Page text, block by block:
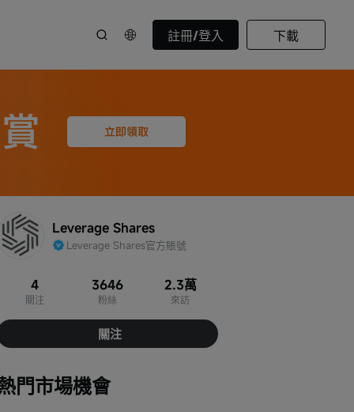
註冊/登入 下載
Leverage Shares
Leverage Shares官方賬號
4
關注
3646
粉絲
2.3萬
來訪
關注
門市場機會